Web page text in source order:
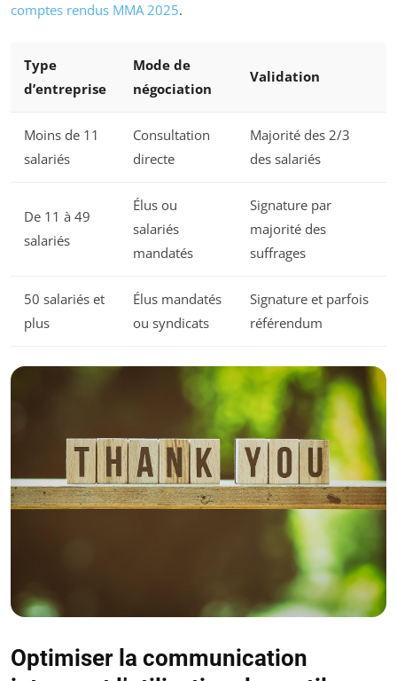
comptes rendus MMA 2025.
Type
d’entreprise
Mode de
négociation
Validation
Moins de 11
salariés
Consultation
directe
Majorité des 2/3
des salariés
De 11 à 49
salariés
Élus ou
salariés
mandatés
Signature par
majorité des
suffrages
50 salariés et
plus
Élus mandatés
ou syndicats
Signature et parfois
référendum
Optimiser la communication